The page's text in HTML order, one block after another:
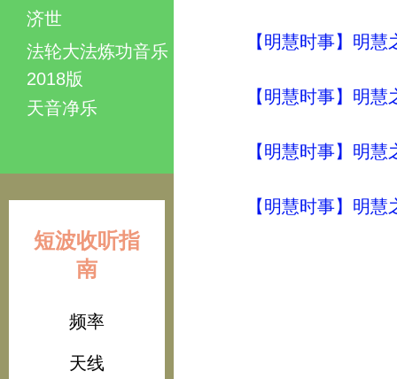
济世
法轮大法炼功音乐
2018版
天音净乐
短波收听指
南
频率
天线
【明慧时事】明
【明慧时事】明
【明慧时事】明
【明慧时事】明